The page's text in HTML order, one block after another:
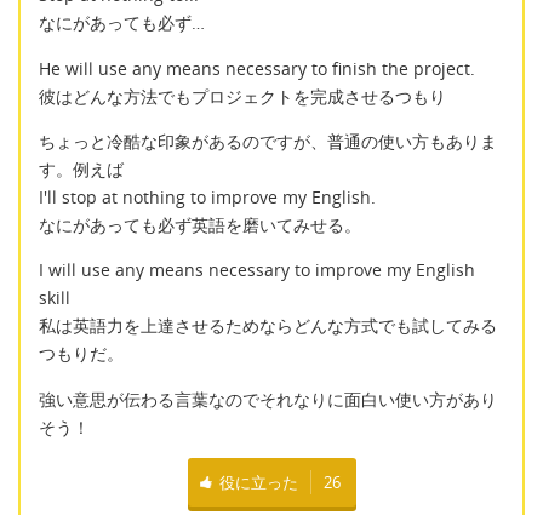
なにがあっても必ず…
He will use any means necessary to finish the project.
彼はどんな方法でもプロジェクトを完成させるつもり
ちょっと冷酷な印象があるのですが、普通の使い方もありま
す。例えば
I'll stop at nothing to improve my English.
なにがあっても必ず英語を磨いてみせる。
I will use any means necessary to improve my English
skill
私は英語力を上達させるためならどんな方式でも試してみる
つもりだ。
強い意思が伝わる言葉なのでそれなりに面白い使い方があり
そう！
役に立った 26